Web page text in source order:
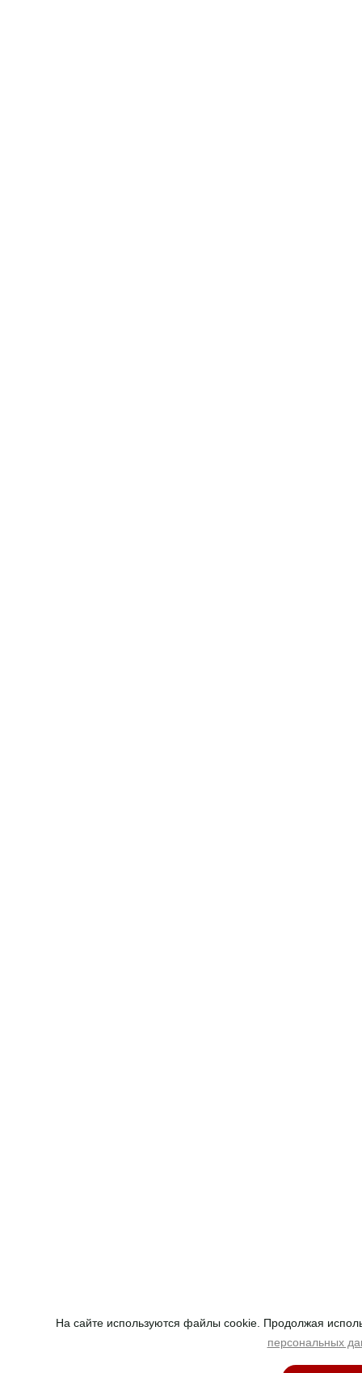
На сайте используются файлы cookie. Продолжая
персональных